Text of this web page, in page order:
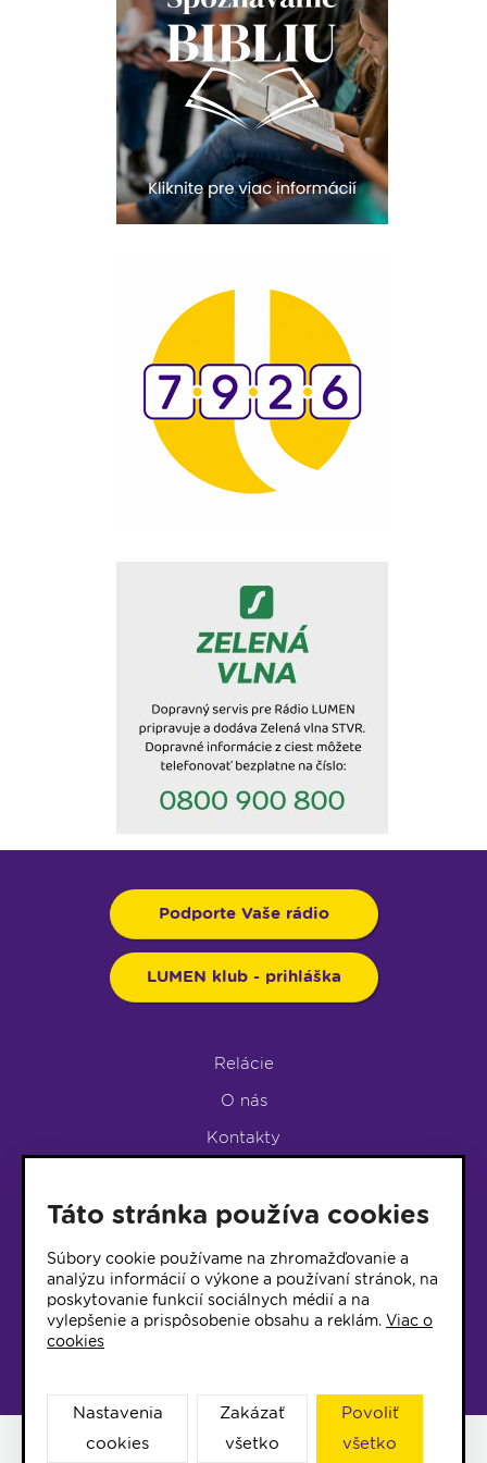
Podporte Vaše rádio
LUMEN klub - prihláška
Relácie
O nás
Kontakty
LUMEN KLUB
LUMEN KLUB PRIHLÁŠKA
© 2017 Rádio Lumen, Všetky práva vyhradené
Táto stránka používa cookies
Súbory cookie používame na zhromažďovanie a
analýzu informácií o výkone a používaní stránok, na
poskytovanie funkcií sociálnych médií a na
vylepšenie a prispôsobenie obsahu a reklám. Viac o
cookies
Nastavenia
cookies
Zakázať
všetko
Povoliť
všetko